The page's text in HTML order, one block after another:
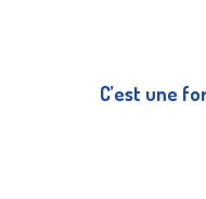
C’est une